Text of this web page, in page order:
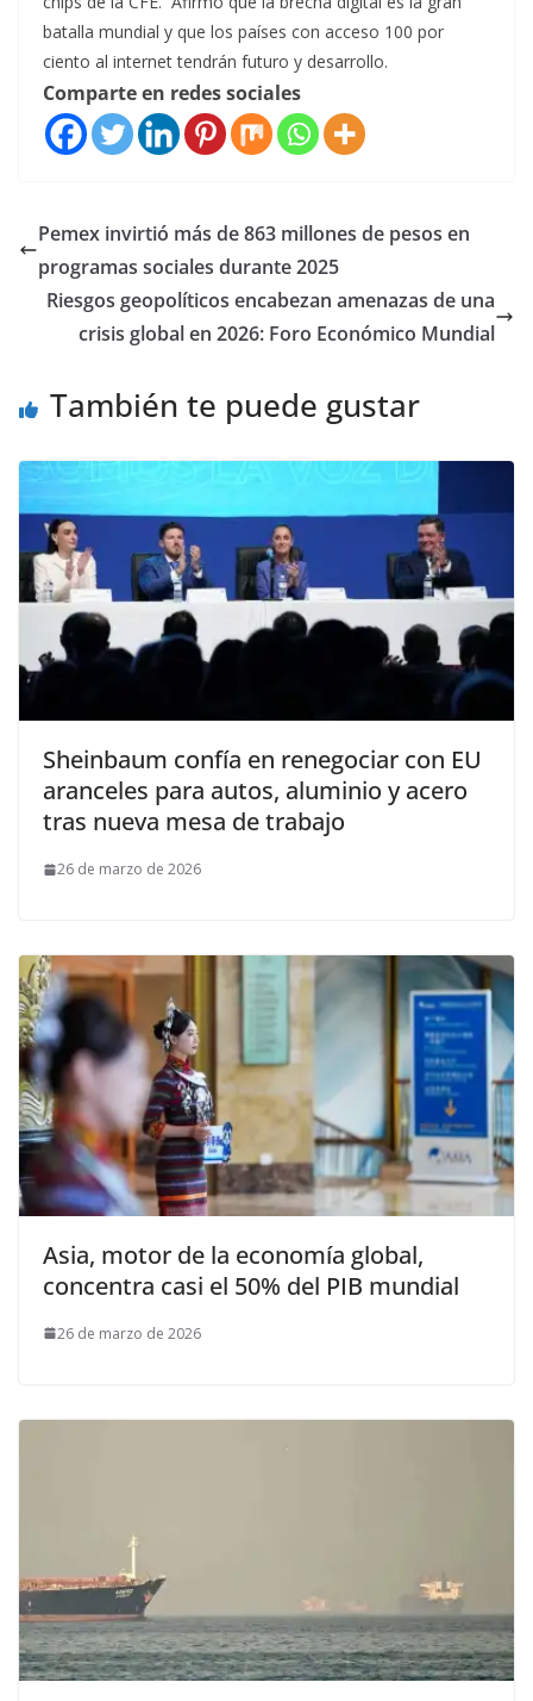
batalla mundial y que los países con acceso 100 por
ciento al internet tendrán futuro y desarrollo.
Comparte en redes sociales
Pemex invirtió más de 863 millones de pesos en
programas sociales durante 2025
Riesgos geopolíticos encabezan amenazas de una
crisis global en 2026: Foro Económico Mundial
También te puede gustar
Sheinbaum confía en renegociar con EU
aranceles para autos, aluminio y acero
tras nueva mesa de trabajo
26 de marzo de 2026
Asia, motor de la economía global,
concentra casi el 50% del PIB mundial
26 de marzo de 2026